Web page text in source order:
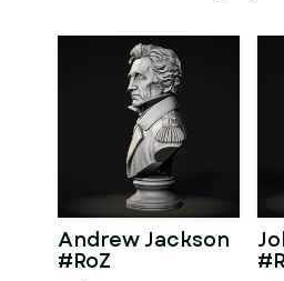
Andrew Jackson
#RoZ